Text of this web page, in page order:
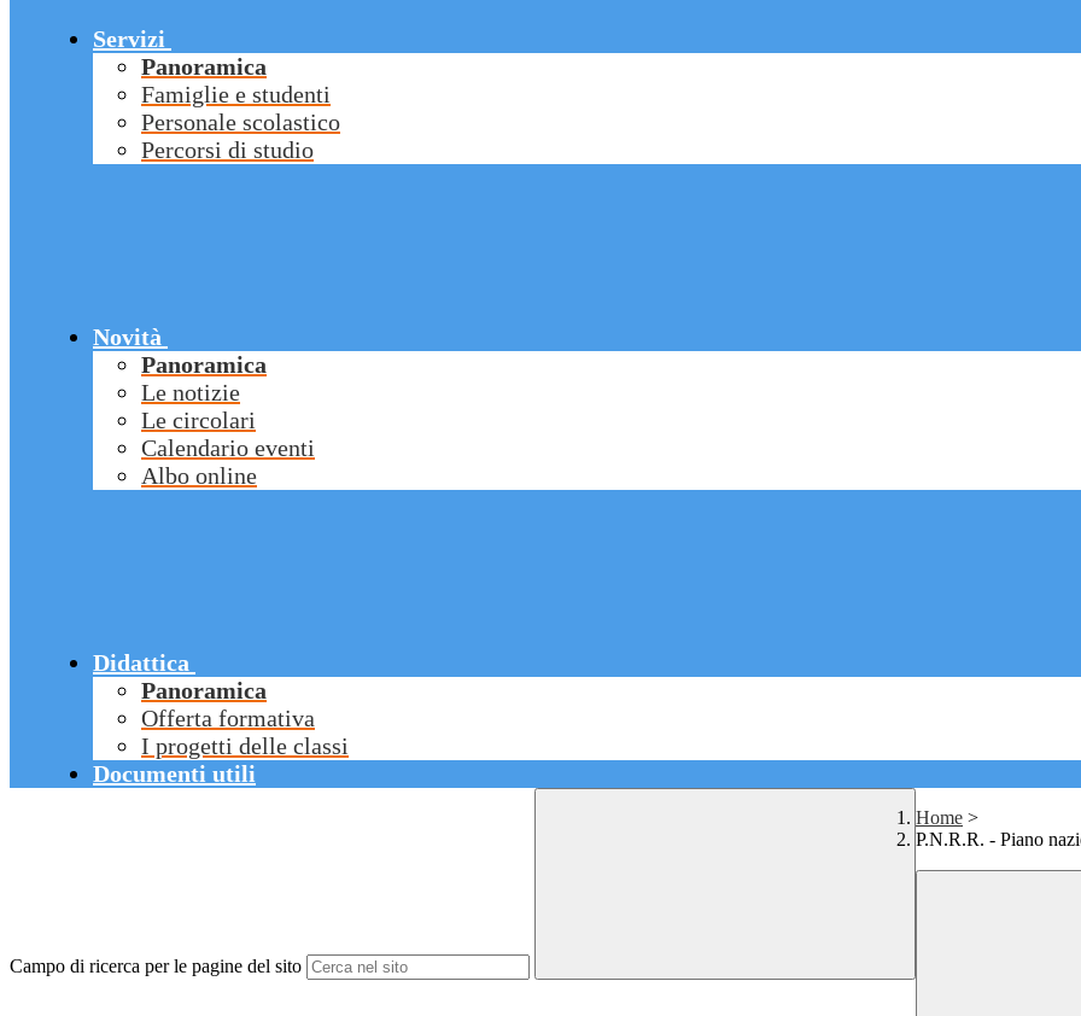
Servizi
Panoramica
Famiglie e studenti
Personale scolastico
Percorsi di studio
Novità
Panoramica
Le notizie
Le circolari
Calendario eventi
Albo online
Didattica
Panoramica
Offerta formativa
I progetti delle classi
Documenti utili
Campo di ricerca per le pagine del sito
Home >
P.N.R.R. - Piano